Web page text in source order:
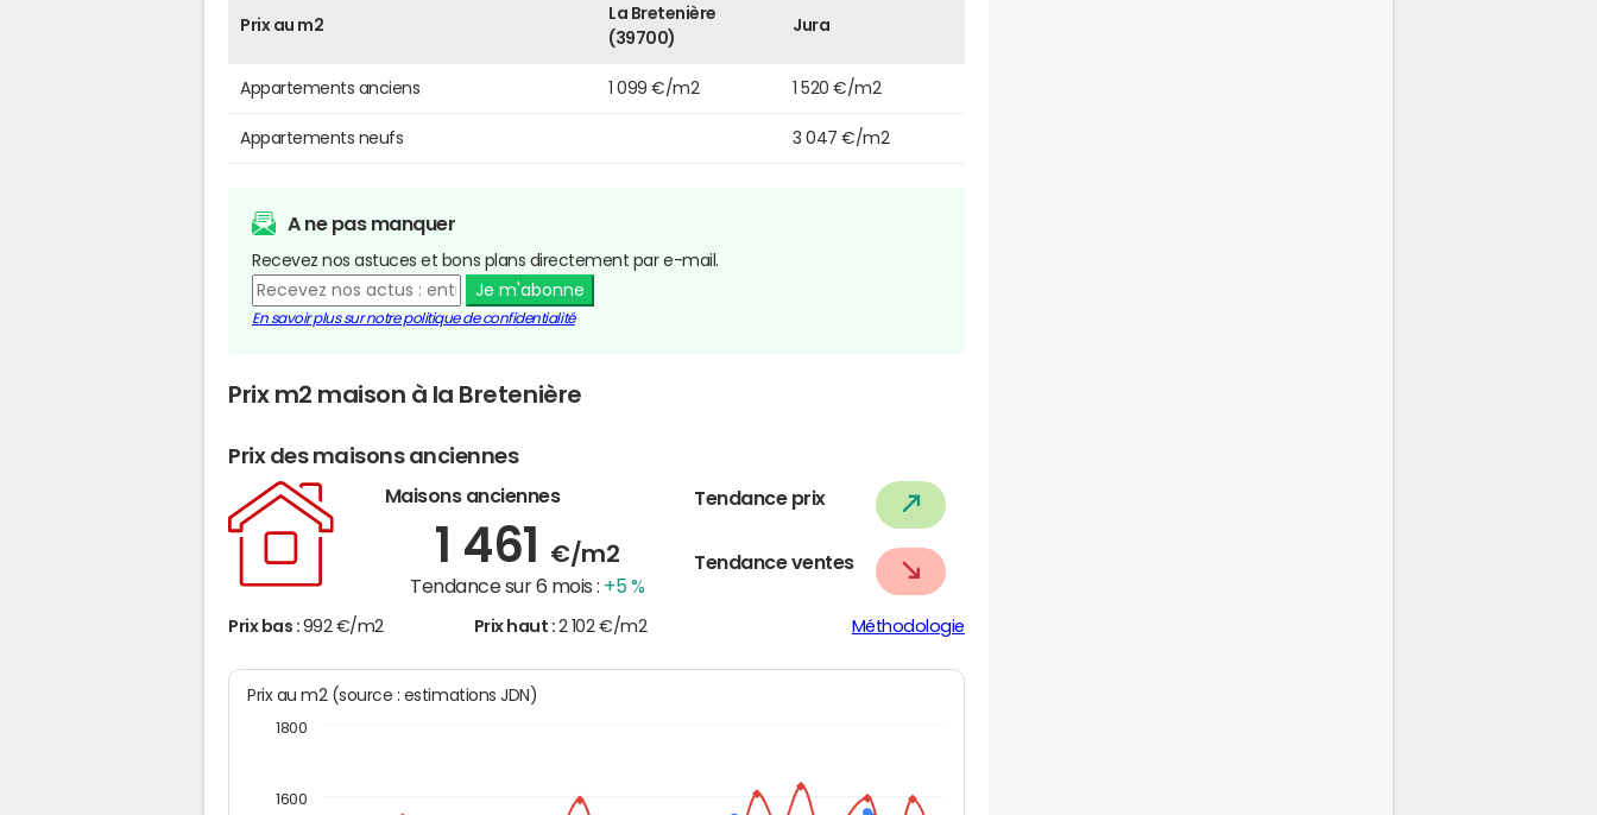
Prix au m2
La Bretenière
(39700)
Jura
Appartements anciens 1 099 €/m2 1 520 €/m2
Appartements neufs 3 047 €/m2
A ne pas manquer
Recevez nos astuces et bons plans directement par e-mail.
Je m'abonne
En savoir plus sur notre politique de confidentialité
Prix m2 maison à la Bretenière
Prix des maisons anciennes
Maisons anciennes
1 461 €/m2
Tendance sur 6 mois : +5 %
Tendance prix
Tendance ventes
Prix bas : 992 €/m2 Prix haut : 2 102 €/m2 Méthodologie
Prix au m2 (source : estimations JDN)
1600
1800